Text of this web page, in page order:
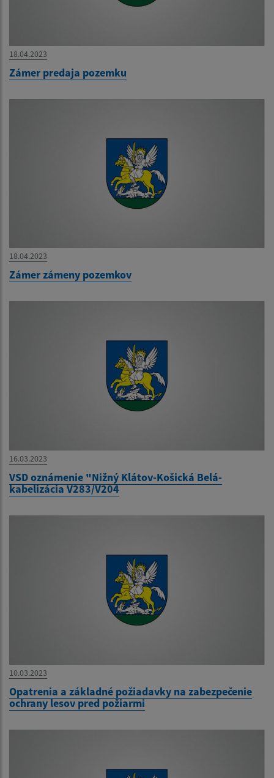
18.04.2023
Zámer predaja pozemku
18.04.2023
Zámer zámeny pozemkov
16.03.2023
VSD oznámenie "Nižný Klátov-Košická Belá-
kabelizácia V283/V204
10.03.2023
Opatrenia a základné požiadavky na zabezpečenie
ochrany lesov pred požiarmi